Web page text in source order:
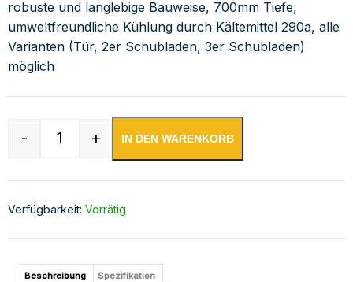
robuste und langlebige Bauweise, 700mm Tiefe,
umweltfreundliche Kühlung durch Kältemittel 290a, alle
Varianten (Tür, 2er Schubladen, 3er Schubladen)
möglich
Kühltisch -2 bis +8°C 2330x700x850mm mit 2x
- + IN DEN WARENKORB
Verfügbarkeit: Vorrätig
Beschreibung Spezifikation